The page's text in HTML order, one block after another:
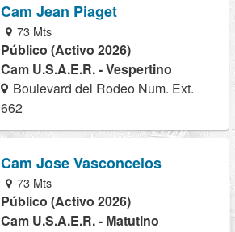
Cam Jean Piaget
73 Mts
Público (Activo 2026)
Cam U.S.A.E.R. - Vespertino
Boulevard del Rodeo Num. Ext.
662
Cam Jose Vasconcelos
73 Mts
Público (Activo 2026)
Cam U.S.A.E.R. - Matutino